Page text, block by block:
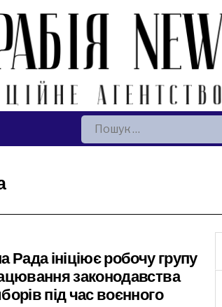
Пошук:
Рада ініціює робочу групу
законодавства
під час воєнного